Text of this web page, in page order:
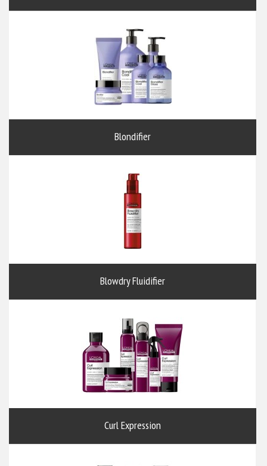
Blondifier
Blowdry Fluidifier
Curl Expression